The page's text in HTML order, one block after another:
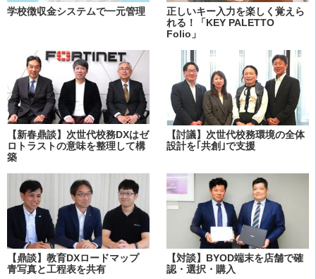
学校徴収金システムで一元管理
正しいキー入力を楽しく覚えら
れる！「KEY PALETTO
Folio」
【新春鼎談】次世代校務DXはゼ
ロトラストの意味を整理して構
築
【討議】次世代校務環境の全体
設計を｢共創｣で支援
【鼎談】教育DXロードマップ
青写真と工程表を共有
【対談】BYOD端末を店舗で確
認・選択・購入